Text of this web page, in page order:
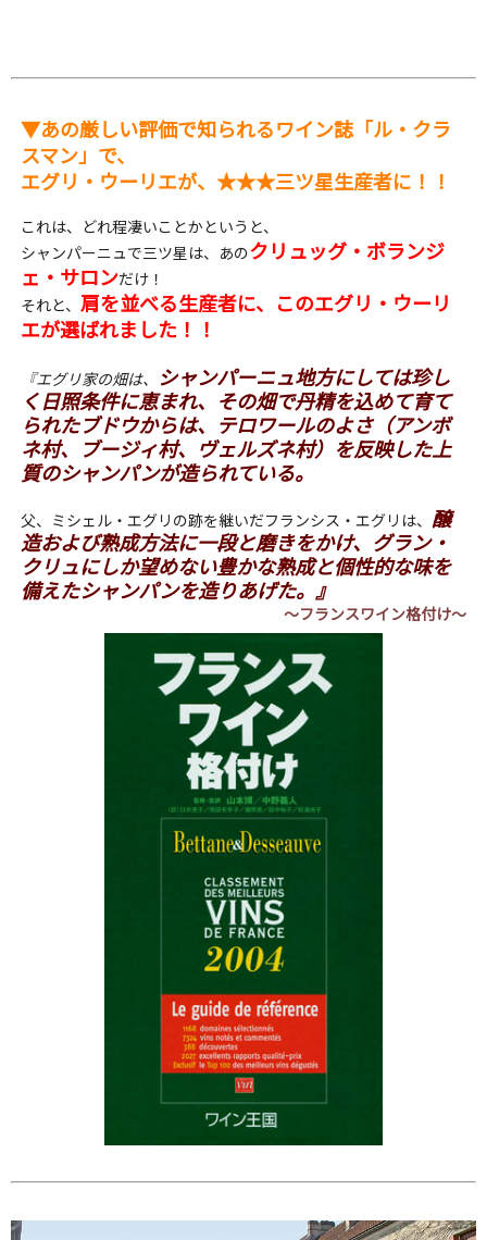
▼あの厳しい評価で知られるワイン誌「ル・クラ
スマン」で、
エグリ・ウーリエが、★★★三ツ星生産者に！！
これは、どれ程凄いことかというと、
シャンパーニュで三ツ星は、あのクリュッグ・ボランジ
ェ・サロンだけ！
それと、 肩を並べる生産者に、このエグリ・ウーリ
エが選ばれました！！
『エグリ家の畑は、
シャンパーニュ地方にしては珍し
く日照条件に恵まれ、その畑で丹精を込めて育て
られたブドウからは、テロワールのよさ（アンボ
ネ村、ブージィ村、ヴェルズネ村）を反映した上
質のシャンパンが造られている。
父、ミシェル・エグリの跡を継いだフランシス・エグリは、 醸
造および熟成方法に一段と磨きをかけ、グラン・
クリュにしか望めない豊かな熟成と個性的な味を
備えたシャンパンを造りあげた。』
～フランスワイン格付け～